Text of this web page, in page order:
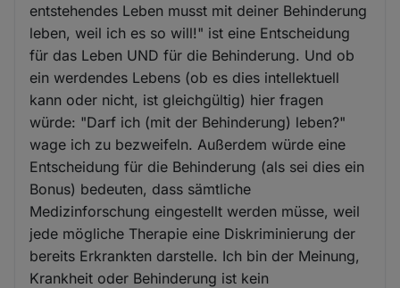
entstehendes Leben musst mit deiner Behinderung
leben, weil ich es so will!" ist eine Entscheidung
für das Leben UND für die Behinderung. Und ob
ein werdendes Lebens (ob es dies intellektuell
kann oder nicht, ist gleichgültig) hier fragen
würde: "Darf ich (mit der Behinderung) leben?"
wage ich zu bezweifeln. Außerdem würde eine
Entscheidung für die Behinderung (als sei dies ein
Bonus) bedeuten, dass sämtliche
Medizinforschung eingestellt werden müsse, weil
jede mögliche Therapie eine Diskriminierung der
bereits Erkrankten darstelle. Ich bin der Meinung,
Krankheit oder Behinderung ist kein